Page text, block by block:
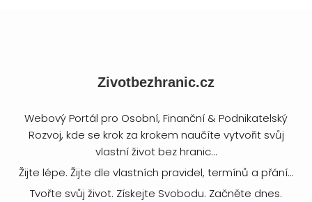
Zivotbezhranic.cz
Webový Portál pro Osobní, Finanční & Podnikatelský
Rozvoj, kde se krok za krokem naučíte vytvořit svůj
vlastní život bez hranic...
Žijte lépe. Žijte dle vlastních pravidel, termínů a přání...
Tvořte svůj život. Získejte Svobodu. Začněte dnes.